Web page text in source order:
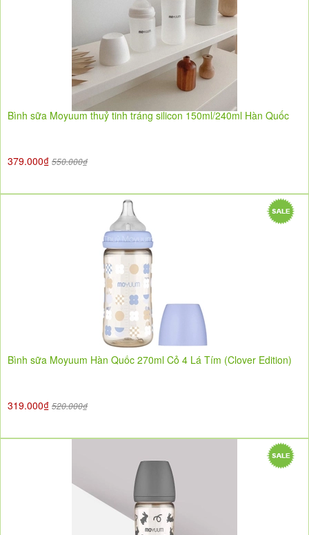
Bình sữa Moyuum thuỷ tinh tráng silicon 150ml/240ml Hàn Quốc
379.000₫ 550.000₫
Bình sữa Moyuum Hàn Quốc 270ml Cỏ 4 Lá Tím (Clover Edition)
319.000₫ 520.000₫